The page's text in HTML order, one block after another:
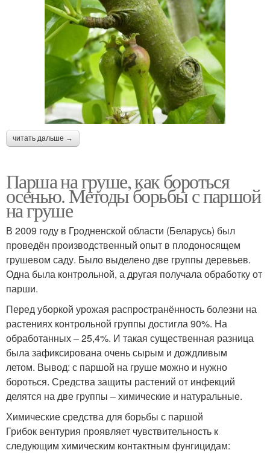
читать дальше →
Парша на груше, как бороться
осенью. Методы борьбы с паршой
на груше
В 2009 году в Гродненской области (Беларусь) был
проведён производственный опыт в плодоносящем
грушевом саду. Было выделено две группы деревьев.
Одна была контрольной, а другая получала обработку от
парши.
Перед уборкой урожая распространённость болезни на
растениях контрольной группы достигла 90%. На
обработанных – 25,4%. И такая существенная разница
была зафиксирована очень сырым и дождливым
летом. Вывод: с паршой на груше можно и нужно
бороться. Средства защиты растений от инфекций
делятся на две группы – химические и натуральные.
Химические средства для борьбы с паршой
Грибок вентурия проявляет чувствительность к
следующим химическим контактным фунгицидам: